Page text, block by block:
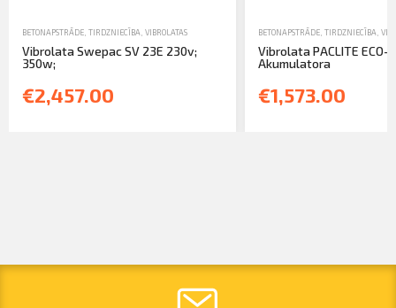
BETONAPSTRĀDE TIRDZNIECĪBA VIBROLATAS
Vibrolata Swepac SV 23E 230v;
350w;
€2,457.00
BETONAPSTRĀDE, TIRDZNIECĪBA
Vibrolata PACLITE ECO-
Akumulatora
€1,573.00